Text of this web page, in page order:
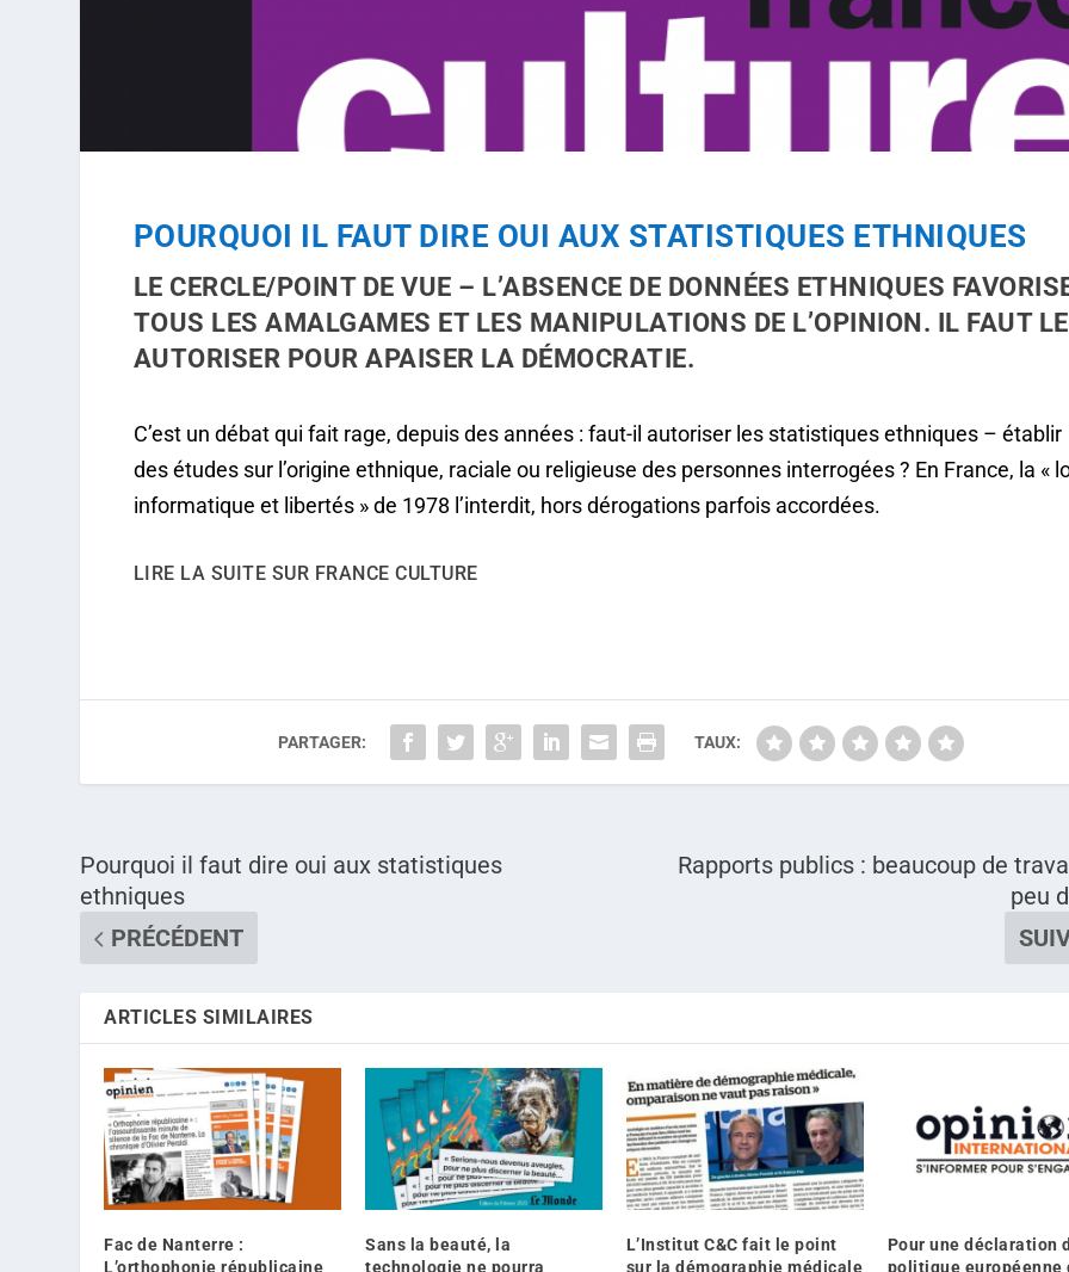
POURQUOI IL FAUT DIRE OUI AUX STATISTIQUES ETHNIQUES
LE CERCLE/POINT DE VUE – L’ABSENCE DE DONNÉES ETHNIQUES
TOUS LES AMALGAMES ET LES MANIPULATIONS DE L’OPINION. IL FAUT
AUTORISER POUR APAISER LA DÉMOCRATIE.
C’est un débat qui fait rage, depuis des années : faut-il autoriser les statistiques ethniques – établir
des études sur l’origine ethnique, raciale ou religieuse des personnes interrogées ? En France, la «
informatique et libertés » de 1978 l’interdit, hors dérogations parfois accordées.
LIRE LA SUITE SUR FRANCE CULTURE
PARTAGER: TAUX:
Pourquoi il faut dire oui aux statistiques
ethniques
PRÉCÉDENT
Rapports publics : beaucoup de
peu
ARTICLES SIMILAIRES
Fac de Nanterre :
L’orthophonie républicaine
Sans la beauté, la
technologie ne pourra
L’Institut C&C fait le point
sur la démographie médicale
Pour une déclaration
politique européenne